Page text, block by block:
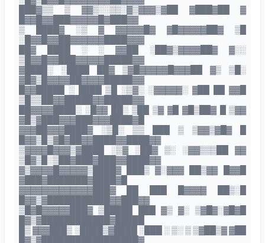
███▓▒▒ ▒ ▓▓▒░░▒▒░▓▒▓▓▓▒▓██ ▓███▓██ ▓
█▓▓█▓▓███▓▓▓▓▓█▓███▓▓
▒ ████▓ ░▒ ▓ ▓▓▓▓▓█▓ ▓█▓▓▓▓▓██▓ ▒█
░█▓▓█▓▓██▓▓▓▓▓▓████▓▓▓
██▓ ████ ░ ░ ▓▓██ ░██▓▒▓▓▓▓██▓ ▓░░
▒█▓▓█▓▓███▓▓▓▓▓█████▓▓
▓████░ ░████ ██▓ ▒▓█▓▓▓▓▓█▓▓▓██ ▓▒ ▒█░
▓█▓▒█▓▓▓▓██▓▓▓▓█████▓▓
█▓▓█████ ░ ████ ▒█ ░▒▓░ ░▓▓▓▓▓░ ▓██ ██ ▓▓█
▒█▒▒██▓▓█████▓▓█████▓▓
██▓▓▓▓████░ ░█▓▓ ██░ ▒██ ▒▓ ▓█ ▓█▒██▓ █ ▒▓▓
▓█▒▓███▓▓▓███▓▓▓████▓█
▓▓▓██▓▓▓████▓ ░▒█░ ▒▒ ███ ▒ ▒▓▓▒▓█▓ █
█▓▓▒█▒▓█▓██▓▓████▓▓████▓▓
▒▓▓▓▓█▓▓▓▒▓████ ░▒▓ ░██▓ ▒░ ░▓▓▒▒▒██ ▓▓
▒█▓▒█░▒██▓███▓███▓▓████▓▓
▓▒▓▓▓▓█▓▓▓▓▓▒████▓ ███▒ ▓░▓▓▓ ██▒▓▓ █▓▓█
▓███▓███████▓████▓█
▓▓▓▓▓▓▓▓▓▓▓▓▓███▓ ██ ███ █▓▓▓▓ ██▒░█
█▓▓▒▓███████████▓▓███▓▓
▒█▓█▓▓▓▓▓███▓ ▒█████ ███ ▓▒ ▓░ ▒▓█▓░▓█▓█
█▓▒▓████████████▓█████
█▒ ▓▓▓███▒ ░████▒▓████ ░███ ░ ▒░ ▒ ▒▓██▒▓ ▓██
█▓▒▓█████████████████▓